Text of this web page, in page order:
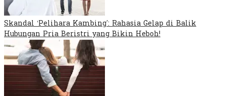
Skandal ‘Pelihara Kambing’: Rahasia Gelap di Balik
Hubungan Pria Beristri yang Bikin Heboh!